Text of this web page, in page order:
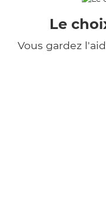
Le
Vous gardez